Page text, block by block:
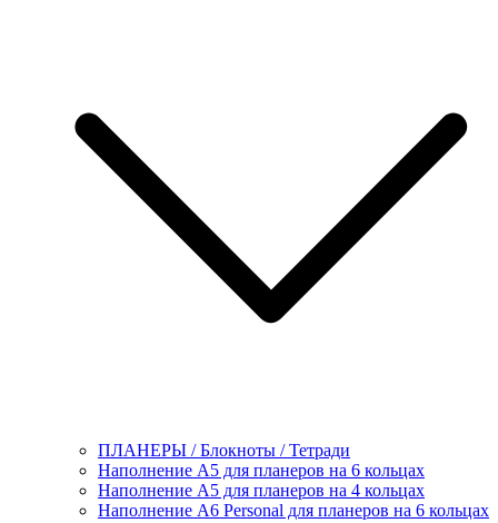
ПЛАНЕРЫ / Блокноты / Тетради
Наполнение А5 для планеров на 6 кольцах
Наполнение А5 для планеров на 4 кольцах
Наполнение А6 Personal для планеров на 6 кольцах